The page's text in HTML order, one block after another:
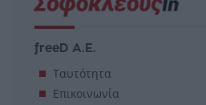
freeD Α.Ε.
Ταυτότητα
Επικοινωνία